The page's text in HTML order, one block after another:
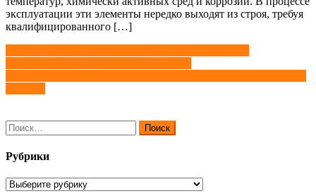
эксплуатации эти элементы нередко выходят из строя, требуя
квалифицированного […]
Навигация
по
записям
Найти:
Рубрики
Рубрики